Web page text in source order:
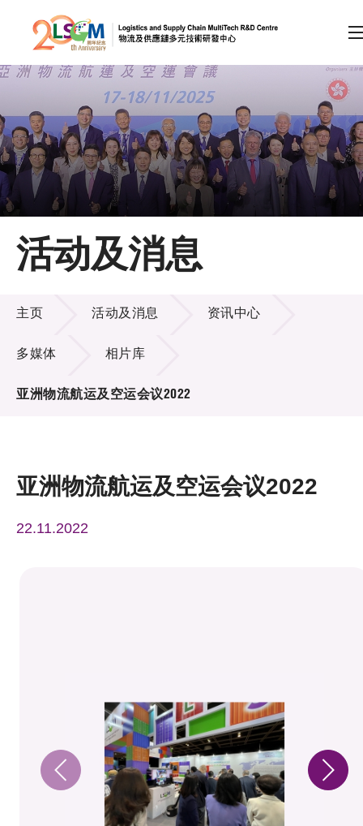
跳到内容（按回车键）
会员登录
A A EN 繁 简
主页
关于LSCM
技术商品化
项目及资助计划
活动及消息
活动及消息
主页 活动及消息 资讯中心
多媒体 相片库
亚洲物流航运及空运会议2022
亚洲物流航运及空运会议2022
22.11.2022